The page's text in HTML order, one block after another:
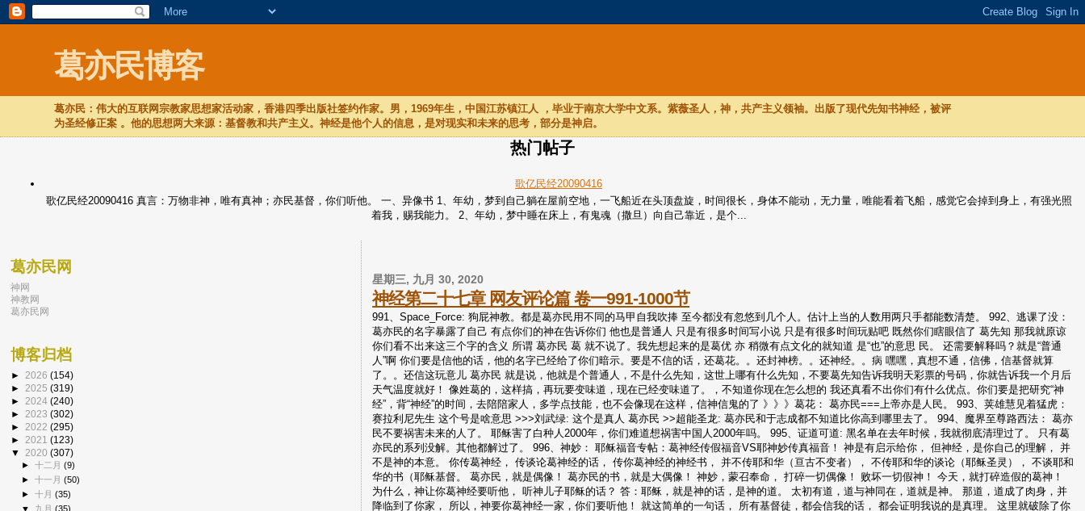
葛亦民博客
葛亦民：伟大的互联网宗教家思想家活动家，香港四季出版社签约作家。男，1969年生，中国江苏镇江人 ，毕业于南京大学中文系。紫薇圣人，神，共产主义领袖。出版了现代先知书神经，被评
为圣经修正案 。他的思想两大来源：基督教和共产主义。神经是他个人的信息，是对现实和未来的思考，部分是神启。
热门帖子
歌亿民经20090416
歌亿民经20090416 真言：万物非神，唯有真神；亦民基督，你们听他。 一、异像书 1、年幼，梦到自己躺在屋前空地，一飞船近在头顶盘旋，时间很长，身体不能动，无力量，唯能看着飞船，感觉它会掉到身上，有强光照
着我，赐我能力。 2、年幼，梦中睡在床上，有鬼魂（撒旦）向自己靠近，是个...
星期三, 九月 30, 2020
神经第二十七章 网友评论篇 卷一991-1000节
991、Space_Force: 狗屁神教。都是葛亦民用不同的马甲自我吹捧 至今都没有忽悠到几个人。估计上当的人数用两只手都能数清楚。 992、逃课了没：
葛亦民的名字暴露了自己 有点你们的神在告诉你们 他也是普通人 只是有很多时间写小说 只是有很多时间玩贴吧 既然你们瞎眼信了 葛先知 那我就原谅
你们看不出来这三个字的含义 所谓 葛亦民 葛 就不说了。我先想起来的是葛优 亦 稍微有点文化的就知道 是“也”的意思 民。 还需要解释吗？就是“普通
人”啊 你们要是信他的话，他的名字已经给了你们暗示。要是不信的话，还葛花。。还封神榜。。还神经。。病 嘿嘿，真想不通，信佛，信基督就算
了。。还信这玩意儿 葛亦民 就是说，他就是个普通人，不是什么先知，这世上哪有什么先知，不要葛先知告诉我明天彩票的号码，你就告诉我一个月后
天气温度就好！ 像姓葛的，这样搞，再玩要变味道，现在已经变味道了。，不知道你现在怎么想的 我还真看不出你们有什么优点。你们要是把研究“神
经”，背“神经”的时间，去陪陪家人，多学点技能，也不会像现在这样，信神信鬼的了 》》》葛花： 葛亦民===上帝亦是人民。 993、荚雄慧见着猛虎：
赛拉利尼先生 这个号是啥意思 >>>刘武绿: 这个是真人 葛亦民 >>超能圣龙: 葛亦民和于志成都不知道比你高到哪里去了。 994、魔界至尊路西法： 葛亦
民不要祸害未来的人了。 耶稣害了白种人2000年，你们难道想祸害中国人2000年吗。 995、证道可道: 黑名单在去年时候，我就彻底清理过了。 只有葛
亦民的系列没解。其他都解过了。 996、神妙： 耶稣福音专帖：葛神经传假福音VS耶神妙传真福音！ 神是有启示给你， 但神经，是你自己的理解， 并
不是神的本意。 你传葛神经， 传谈论葛神经的话， 传你葛神经的神经书， 并不传耶和华（亘古不变者）， 不传耶和华的谈论（耶稣圣灵）， 不谈耶和
华的书（耶稣基督。 葛亦民，就是偶像！ 葛亦民的书，就是大偶像！ 神妙，蒙召奉命， 打碎一切偶像！ 败坏一切假神！ 今天，就打碎造假的葛神！
为什么，神让你葛神经要听他， 听神儿子耶稣的话？ 答：耶稣，就是神的话，是神的道。 太初有道，道与神同在，道就是神。 那道，道成了肉身，并
降临到了你家， 所以，神要你葛神经一家，你们要听他！ 就这简单的一句话， 所有基督徒，都会信我的话， 都会证明我说的是真理。 这里就破除了你
葛亦民网
神网
神教网
葛亦民网
博客归档
► 2026 (154)
► 2025 (319)
► 2024 (240)
► 2023 (302)
► 2022 (295)
► 2021 (123)
▼ 2020 (307)
►十二月(9)
►十一月(50)
►十月(35)
▼ 九月(35)